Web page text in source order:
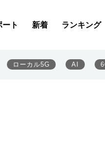
ト 新着 ランキング
ローカル5G AI